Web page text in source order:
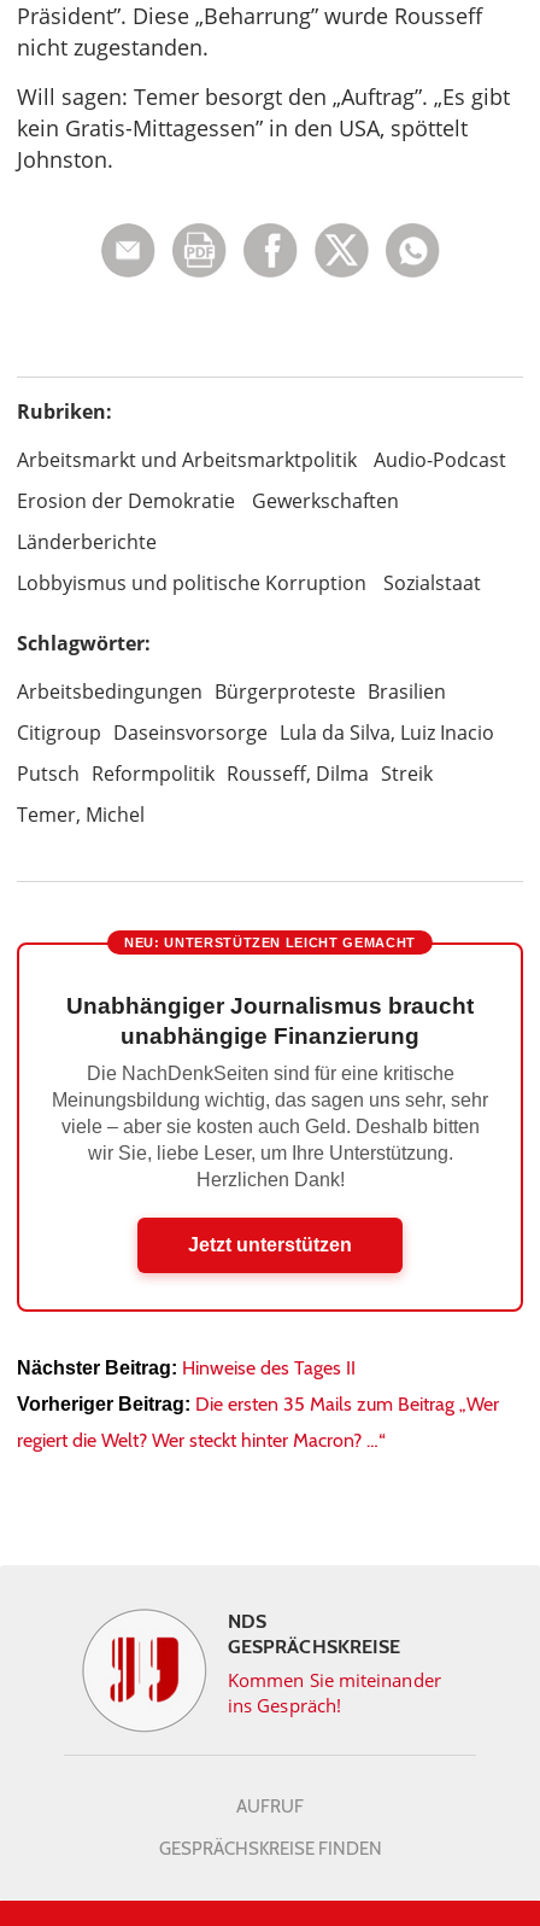
Präsident”. Diese „Beharrung” wurde Rousseff
nicht zugestanden.
Will sagen: Temer besorgt den „Auftrag”. „Es gibt
kein Gratis-Mittagessen” in den USA, spöttelt
Johnston.
Rubriken:
Arbeitsmarkt und Arbeitsmarktpolitik
Audio-Podcast
Erosion der Demokratie
Gewerkschaften
Länderberichte
Lobbyismus und politische Korruption
Sozialstaat
Schlagwörter:
Arbeitsbedingungen Bürgerproteste Brasilien
Citigroup Daseinsvorsorge Lula da Silva, Luiz Inacio
Putsch Reformpolitik Rousseff, Dilma Streik
Temer, Michel
NEU: UNTERSTÜTZEN LEICHT GEMACHT
Unabhängiger Journalismus braucht
unabhängige Finanzierung
Die NachDenkSeiten sind für eine kritische
Meinungsbildung wichtig, das sagen uns sehr, sehr
viele – aber sie kosten auch Geld. Deshalb bitten
wir Sie, liebe Leser, um Ihre Unterstützung.
Herzlichen Dank!
Jetzt unterstützen
Nächster Beitrag: Hinweise des Tages II
Vorheriger Beitrag: Die ersten 35 Mails zum Beitrag „Wer
regiert die Welt? Wer steckt hinter Macron? …“
NDS
GESPRÄCHSKREISE
Kommen Sie miteinander
ins Gespräch!
AUFRUF
GESPRÄCHSKREISE FINDEN